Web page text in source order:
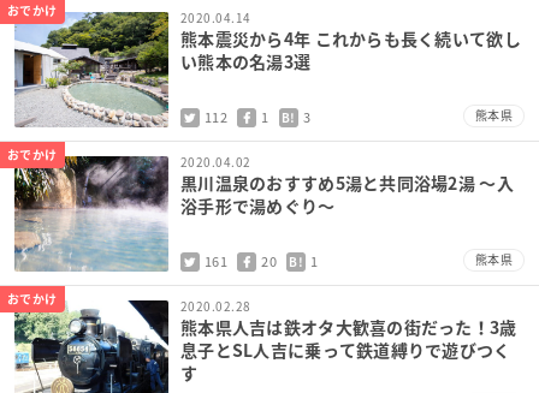
おでかけ 2020.04.14
熊本震災から4年 これからも長く続いて欲し
い熊本の名湯3選
112 1 B! 3 熊本県
おでかけ 2020.04.02
黒川温泉のおすすめ5湯と共同浴場2湯 〜入
浴手形で湯めぐり〜
161 20 B! 1 熊本県
おでかけ 2020.02.28
熊本県人吉は鉄オタ大歓喜の街だった！3歳
息子とSL人吉に乗って鉄道縛りで遊びつく
す